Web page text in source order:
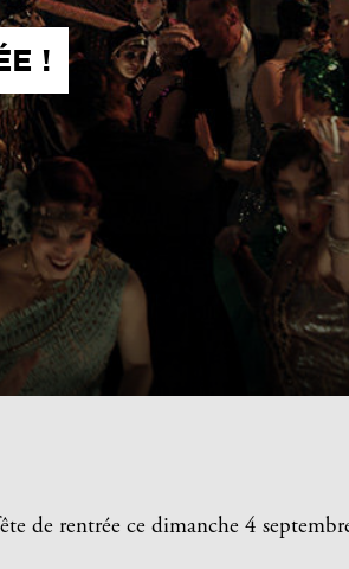
!
de rentrée ce dimanche 4